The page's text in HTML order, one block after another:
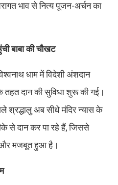
भाव से नित्य पूजन-अर्चन का
बाबा की चौखट
धाम में विदेशी अंशदान
तहत दान की सुविधा शुरू की गई।
श्रद्धालु अब सीधे मंदिर न्यास के
से दान कर पा रहे हैं, जिससे
और मजबूत हुआ है।